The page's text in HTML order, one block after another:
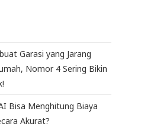
Garasi yang Jarang
Nomor 4 Sering Bikin
Bisa Menghitung Biaya
Akurat?